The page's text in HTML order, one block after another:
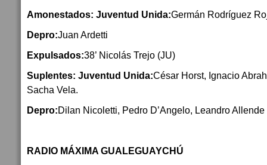
Amonestados: Juventud Unida:Germán Rodríguez
Depro:Juan Ardetti
Expulsados:38’ Nicolás Trejo (JU)
Suplentes: Juventud Unida:César Horst, Ignacio
Sacha Vela.
Depro:Dilan Nicoletti, Pedro D’Angelo, Leandro
RADIO MÁXIMA GUALEGUAYCHÚ